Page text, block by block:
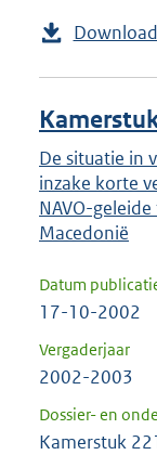
De situatie in
inzake korte
NAVO-
Macedonië
Datum
17-10-2002
Vergaderjaar
2002-2003
Dossier- en
Kamerstuk